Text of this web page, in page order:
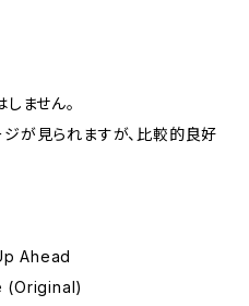
ません。
が見られますが、比較的良好
Ahead
(Original)